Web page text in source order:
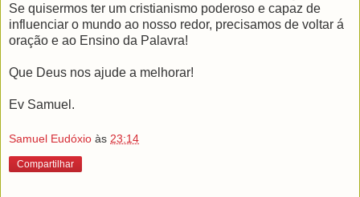
Se quisermos ter um cristianismo poderoso e capaz de
influenciar o mundo ao nosso redor, precisamos de voltar á
oração e ao Ensino da Palavra!
Que Deus nos ajude a melhorar!
Ev Samuel.
Samuel Eudóxio às 23:14
Compartilhar